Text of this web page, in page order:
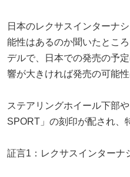
日本のレクサスインターナ
能性はあるのか聞いたとこ
デルで、日本での発売の予
響が大きければ発売の可能
ステアリングホイール下部
SPORT」の刻印が配され、
証言1：レクサスインターナ